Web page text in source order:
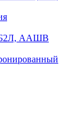
ААШВ